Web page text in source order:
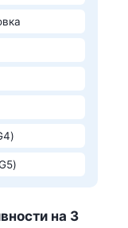
на 3